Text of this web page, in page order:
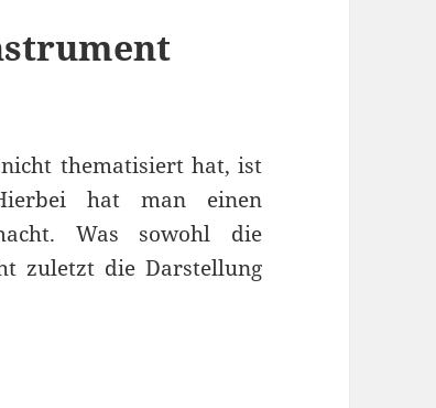
thematisiert hat, ist
hat man einen
Was sowohl die
zuletzt die Darstellung